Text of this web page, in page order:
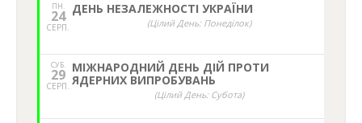
ПН.
24
СЕРП.
ДЕНЬ НЕЗАЛЕЖНОСТІ УКРАЇНИ
(Цілий День: Понеділок)
СУБ.
29
СЕРП.
МІЖНАРОДНИЙ ДЕНЬ ДІЙ ПРОТИ
ЯДЕРНИХ ВИПРОБУВАНЬ
(Цілий День: Субота)